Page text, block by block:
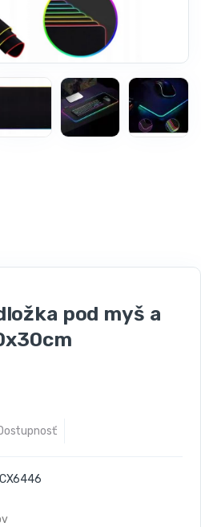
pod myš a